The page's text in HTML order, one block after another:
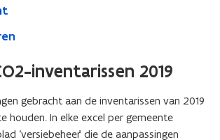
inventarissen 2019
gebracht aan de inventarissen van 2019
houden. In elke excel per gemeente
‘versiebeheer’ die de aanpassingen